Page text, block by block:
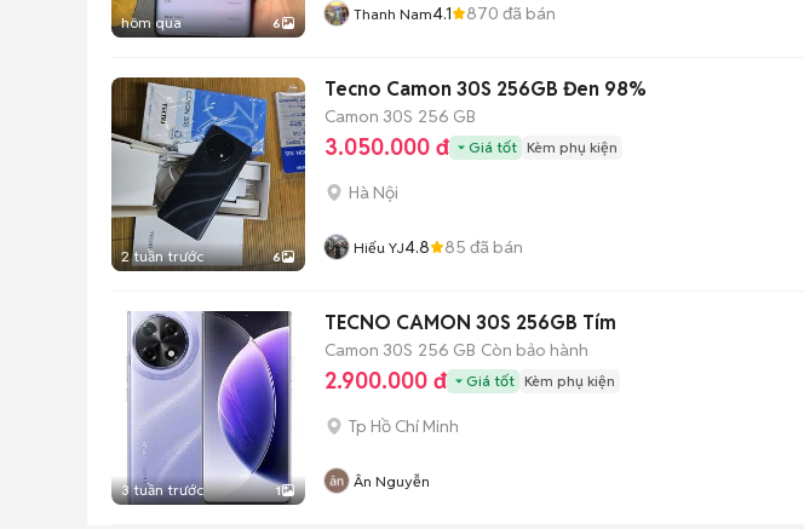
hôm qua 6 Thanh Nam4.1 870 đã bán
2 tuần trước 6
Tecno Camon 30S 256GB Đen 98%
Camon 30S 256 GB
3.050.000 đ Giá tốt Kèm phụ kiện
Hà Nội
Hiếu YJ4.8 85 đã bán
3 tuần trước 1
TECNO CAMON 30S 256GB Tím
Camon 30S 256 GB Còn bảo hành
2.900.000 đ Giá tốt Kèm phụ kiện
Tp Hồ Chí Minh
Ân Nguyễn